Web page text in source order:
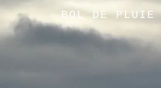
BOL DE PLUIE